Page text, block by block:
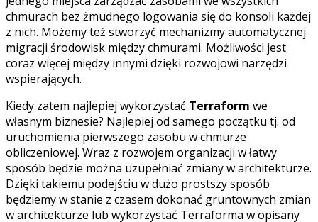
chmurach bez żmudnego logowania się do konsoli każdej
z nich. Możemy też stworzyć mechanizmy automatycznej
migracji środowisk między chmurami. Możliwości jest
coraz więcej między innymi dzięki rozwojowi narzędzi
wspierających.
Kiedy zatem najlepiej wykorzystać Terraform we
własnym biznesie? Najlepiej od samego początku tj. od
uruchomienia pierwszego zasobu w chmurze
obliczeniowej. Wraz z rozwojem organizacji w łatwy
sposób będzie można uzupełniać zmiany w architekturze.
Dzięki takiemu podejściu w dużo prostszy sposób
będziemy w stanie z czasem dokonać gruntownych zmian
w architekturze lub wykorzystać Terraforma w opisany